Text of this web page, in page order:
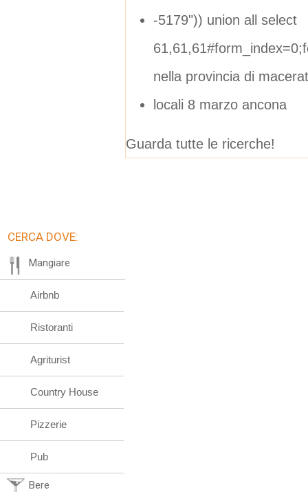
-5179")) union all select
nella provincia di
locali 8 marzo ancona
Guarda tutte le ricerche!
CERCA DOVE:
Mangiare
Airbnb
Ristoranti
Agriturist
Country House
Pizzerie
Pub
Bere